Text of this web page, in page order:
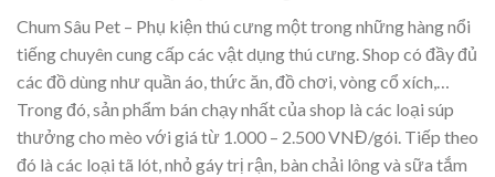
Chum Sâu Pet – Phụ kiện thú cưng một trong những hàng nổi
tiếng chuyên cung cấp các vật dụng thú cưng. Shop có đầy đủ
các đồ dùng như quần áo, thức ăn, đồ chơi, vòng cổ xích,…
Trong đó, sản phẩm bán chạy nhất của shop là các loại súp
thưởng cho mèo với giá từ 1.000 – 2.500 VNĐ/gói. Tiếp theo
đó là các loại tã lót, nhỏ gáy trị rận, bàn chải lông và sữa tắm